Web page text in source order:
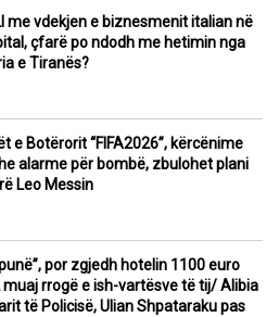
me vdekjen e biznesmenit italian në
çfarë po ndodh me hetimin nga
e Tiranës?
e Botërorit “FIFA2026”, kërcënime
alarme për bombë, zbulohet plani
Leo Messin
por zgjedh hotelin 1100 euro
muaj rrogë e ish-vartësve të tij/ Alibia
të Policisë, Ulian Shpataraku pas